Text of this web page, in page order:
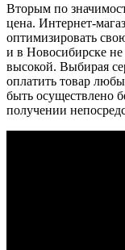
Вторым по
цена. Интернет-
оптимизировать
и в Новосибирске
высокой. Выбирая
оплатить товар
быть осуществлено
получении